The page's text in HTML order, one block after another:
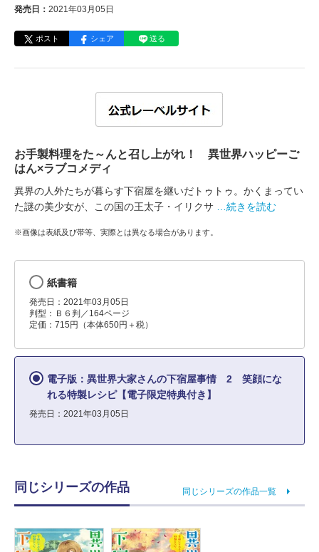
発売日： 2021年03月05日
ポスト シェア 送る
お手製料理をた～んと召し上がれ！ 異世界ハッピーご
はん×ラブコメディ
異界の人外たちが暮らす下宿屋を継いだトゥトゥ。かくまってい
た謎の美少女が、この国の王太子・イリクサ
…続きを読む
※画像は表紙及び帯等、実際とは異なる場合があります。
紙書籍
発売日：2021年03月05日
判型：Ｂ６判／164ページ
定価：715円（本体650円＋税）
電子版：異世界大家さんの下宿屋事情 2 笑顔にな
れる特製レシピ【電子限定特典付き】
発売日：2021年03月05日
同じシリーズの作品 同じシリーズの作品一覧